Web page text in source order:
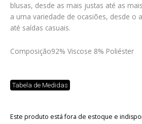
blusas, desde as mais justas até as
a uma variedade de ocasiões, desde o
até saídas casuais.
Composição92% Viscose 8% Poliéster
Tabela de Medidas
Este produto está fora de estoque e